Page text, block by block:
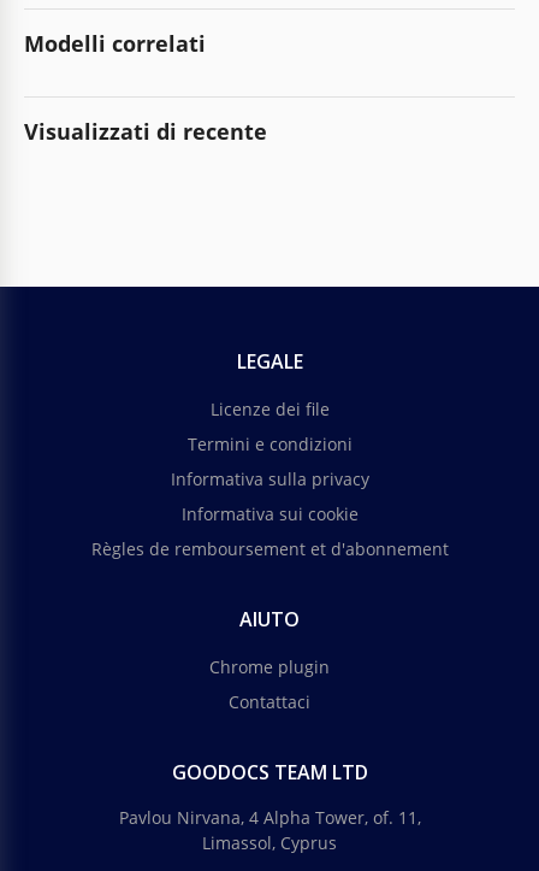
Modelli correlati
Visualizzati di recente
LEGALE
Licenze dei file
Termini e condizioni
Informativa sulla privacy
Informativa sui cookie
Règles de remboursement et d'abonnement
AIUTO
Chrome plugin
Contattaci
GOODOCS TEAM LTD
Pavlou Nirvana, 4 Alpha Tower, of. 11,
Limassol, Cyprus